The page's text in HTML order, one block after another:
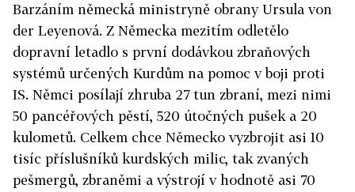
Barzáním německá ministryně obrany Ursula von
der Leyenová. Z Německa mezitím odletělo
dopravní letadlo s první dodávkou zbraňových
systémů určených Kurdům na pomoc v boji proti
IS. Němci posílají zhruba 27 tun zbraní, mezi nimi
50 pancéřových pěstí, 520 útočných pušek a 20
kulometů. Celkem chce Německo vyzbrojit asi 10
tisíc příslušníků kurdských milic, tak zvaných
pešmergů, zbraněmi a výstrojí v hodnotě asi 70